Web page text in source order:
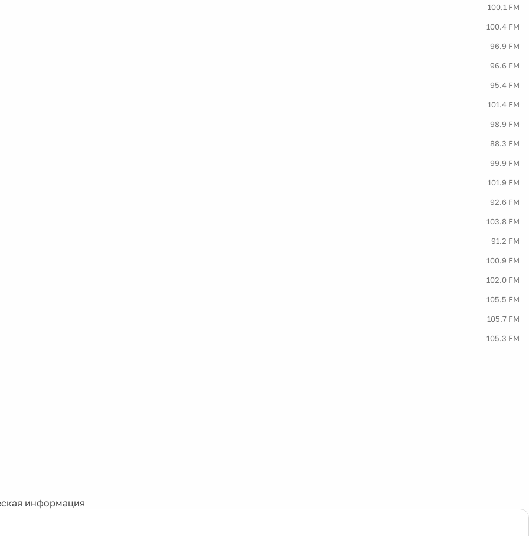
100.1 FM
100.4 FM
96.9 FM
96.6 FM
95.4 FM
101.4 FM
98.9 FM
88.3 FM
99.9 FM
101.9 FM
92.6 FM
103.8 FM
91.2 FM
100.9 FM
102.0 FM
105.5 FM
105.7 FM
105.3 FM
информация